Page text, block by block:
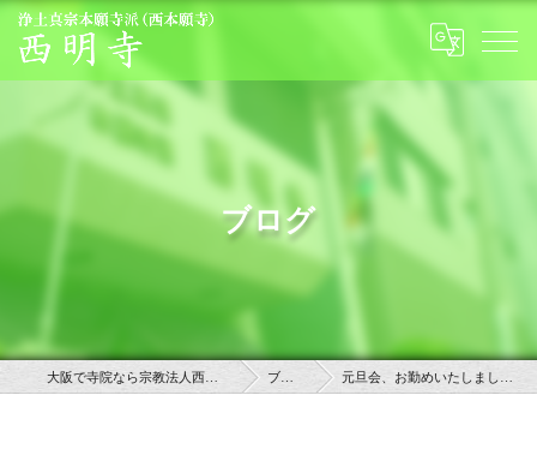
ブログ
大阪で寺院なら宗教法人西明寺 ブログ 元旦会、お勤めいたしました。